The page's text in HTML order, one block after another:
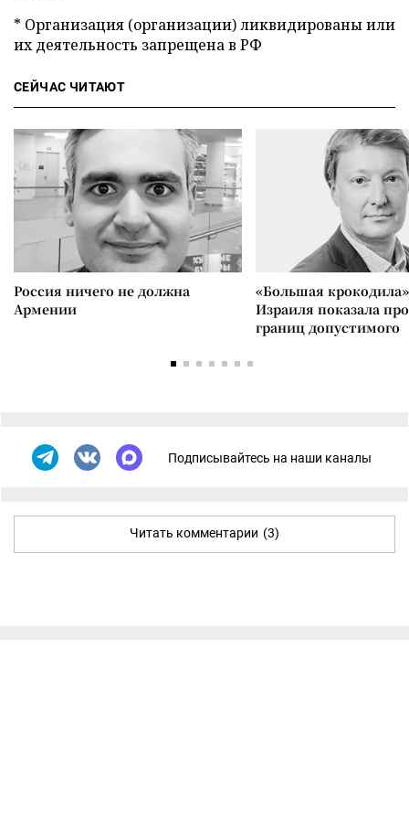
* Организация (организации) ликвидированы или
их деятельность запрещена в РФ
СЕЙЧАС ЧИТАЮТ
Россия ничего не должна
Армении
«Большая
Израиля показала
границ допустимого
Подписывайтесь на наши каналы
Читать комментарии (3)